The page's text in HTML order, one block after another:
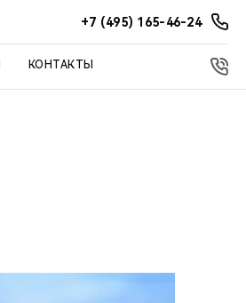
+7 (495) 165-46-24
КОНТАКТЫ